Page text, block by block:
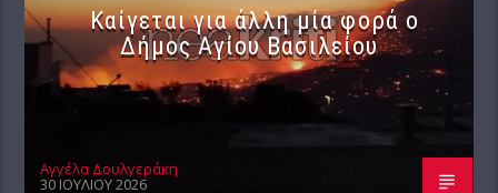
Καίγεται για άλλη μία φορά ο
Δήμος Αγίου Βασιλείου
Αγγέλα Δουλγεράκη
30 ΙΟΥΛΊΟΥ 2026